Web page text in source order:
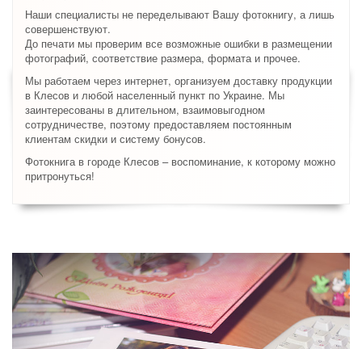
Наши специалисты не переделывают Вашу фотокнигу, а лишь
совершенствуют.
До печати мы проверим все возможные ошибки в размещении
фотографий, соответствие размера, формата и прочее.
Мы работаем через интернет, организуем доставку продукции
в Клесов и любой населенный пункт по Украине. Мы
заинтересованы в длительном, взаимовыгодном
сотрудничестве, поэтому предоставляем постоянным
клиентам скидки и систему бонусов.
Фотокнига в городе Клесов – воспоминание, к которому можно
притронуться!